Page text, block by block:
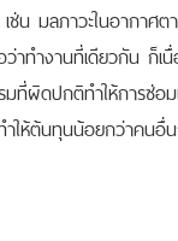
เช่น มลภาวะในอาก
าทำงานที่เดียวกัน ก็เ
ที่ผิดปกติทำให้การซ่
ห้ต้นทุนน้อยกว่าคนอื่น